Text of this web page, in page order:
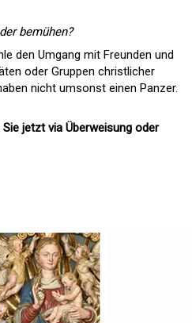
bemühen?
den Umgang mit Freunden und
oder Gruppen christlicher
nicht umsonst einen Panzer.
jetzt via Überweisung oder